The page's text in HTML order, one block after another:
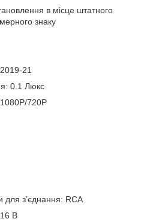
в місце штатного
знаку
21
0.1 Люкс
1080P/720P
для з’єднання: RCA
В